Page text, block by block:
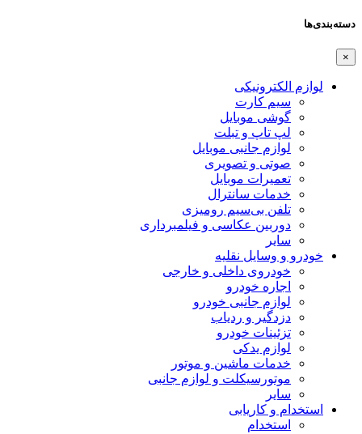
دسته‌بندی‌ها
×
لوازم الکترونیکی
سیم کارت
گوشی موبایل
لپ تاپ و تبلت
لوازم جانبی موبایل
صوتی و تصویری
تعمیرات موبایل
خدمات سانترال
تلفن بی‌سیم رومیزی
دوربین عکاسی و فیلمبرداری
سایر
خودرو و وسایل نقلیه
خودروی داخلی و خارجی
اجاره خودرو
لوازم جانبی خودرو
دزدگیر و ردیاب
تزئینات خودرو
لوازم یدکی
خدمات ماشین و موتور
موتورسیکلت و لوازم جانبی
سایر
استخدام و کاریابی
استخدام